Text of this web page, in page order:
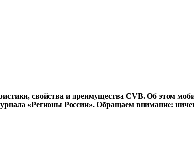
свойства и преимущества CVB. Об этом
«Регионы России». Обращаем внимание: